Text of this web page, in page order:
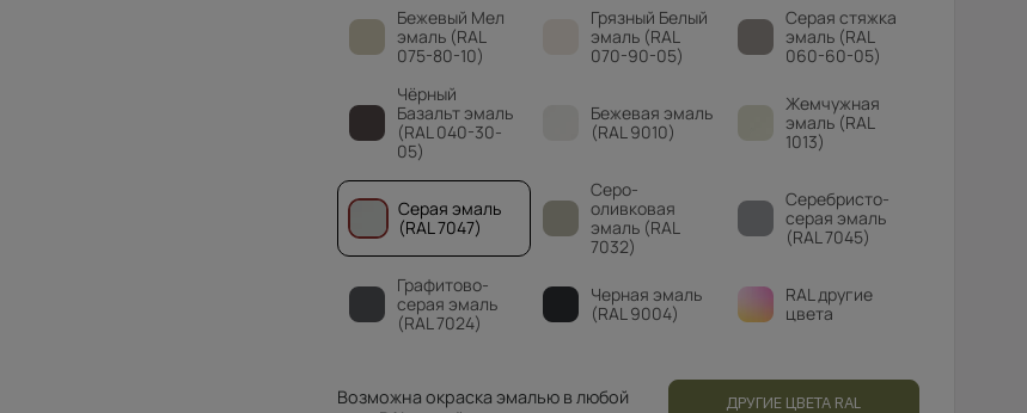
Бежевый Мел
эмаль (RAL
075-80-10)
Грязный Белый
эмаль (RAL
070-90-05)
Серая стяжка
эмаль (RAL
060-60-05)
Чёрный
Базальт эмаль
(RAL 040-30-
05)
Бежевая эмаль
(RAL 9010)
Жемчужная
эмаль (RAL
1013)
Серая эмаль
(RAL 7047)
Серо-
оливковая
эмаль (RAL
7032)
Серебристо-
серая эмаль
(RAL 7045)
Графитово-
серая эмаль
(RAL 7024)
Черная эмаль
(RAL 9004)
RAL другие
цвета
Возможна окраска эмалью в любой
ДРУГИЕ ЦВЕТА RAL